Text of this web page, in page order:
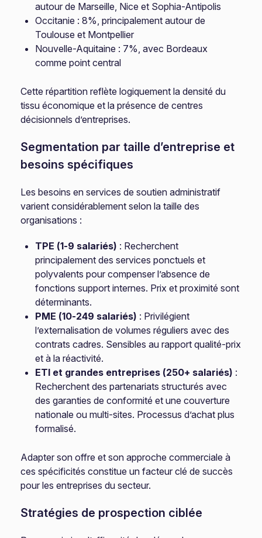
autour de Marseille, Nice et Sophia-Antipolis
Occitanie : 8%, principalement autour de
Toulouse et Montpellier
Nouvelle-Aquitaine : 7%, avec Bordeaux
comme point central
Cette répartition reflète logiquement la densité du
tissu économique et la présence de centres
décisionnels d’entreprises.
Segmentation par taille d’entreprise et
besoins spécifiques
Les besoins en services de soutien administratif
varient considérablement selon la taille des
organisations :
TPE (1-9 salariés) : Recherchent
principalement des services ponctuels et
polyvalents pour compenser l’absence de
fonctions support internes. Prix et proximité sont
déterminants.
PME (10-249 salariés) : Privilégient
l’externalisation de volumes réguliers avec des
contrats cadres. Sensibles au rapport qualité-prix
et à la réactivité.
ETI et grandes entreprises (250+ salariés) :
Recherchent des partenariats structurés avec
des garanties de conformité et une couverture
nationale ou multi-sites. Processus d’achat plus
formalisé.
Adapter son offre et son approche commerciale à
ces spécificités constitue un facteur clé de succès
pour les entreprises du secteur.
Stratégies de prospection ciblée